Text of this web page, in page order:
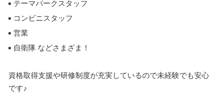
テーマパークスタッフ
コンビニスタッフ
営業
自衛隊 などさまざま！
資格取得支援や研修制度が充実しているので未経験でも安心
です♪